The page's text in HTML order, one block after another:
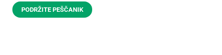
PODRŽITE PEŠČANIK